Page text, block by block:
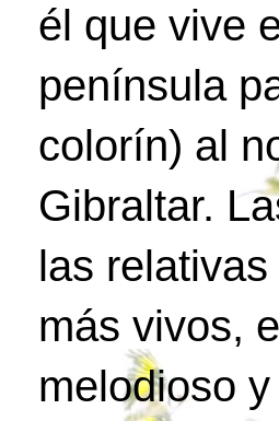
él que vive
península
colorín) al
Gibraltar.
las
más vivos,
melodioso